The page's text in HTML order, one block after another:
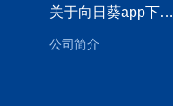
关于向日葵app下载安装官方免费下载
公司简介